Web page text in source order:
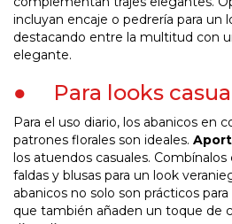
incluyan encaje o pedrería para un
destacando entre la multitud con
elegante.
● Para looks
Para el uso diario, los abanicos en
patrones florales son ideales.
los atuendos casuales.
faldas y blusas para un look
abanicos no solo son prácticos
que también añaden un toque de